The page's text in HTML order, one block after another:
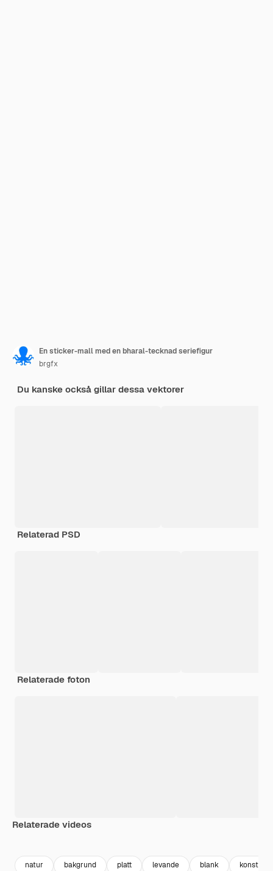
En sticker-mall med en bharal-tecknad seriefigur
brgfx
Du kanske också gillar dessa vektorer
Relaterad PSD
Relaterade foton
Relaterade videos
natur bakgrund platt levande blank konst